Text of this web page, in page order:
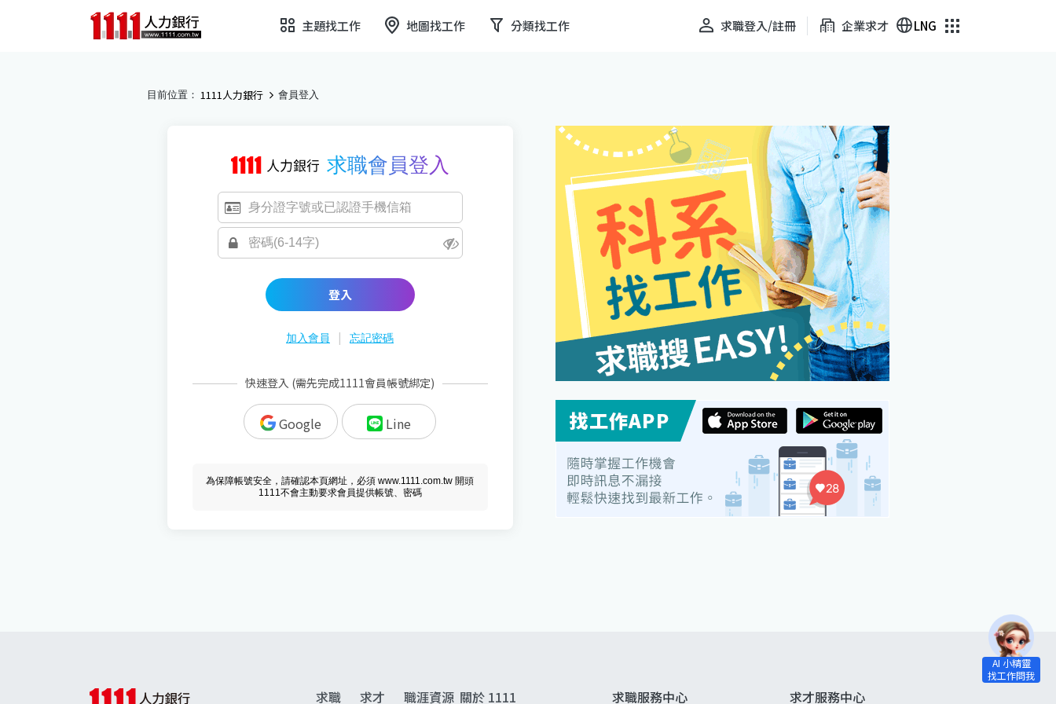
主題找工作 地圖找工作 分類找工作 求職登入/註冊 企業求才 LNG
目前位置： 1111人力銀行 會員登入
求職會員登入
登入
加入會員 | 忘記密碼
快速登入 (需先完成1111會員帳號綁定)
Google Line
為保障帳號安全，請確認本頁網址，必須 www.1111.com.tw 開頭
1111不會主動要求會員提供帳號、密碼
求職 求才 職涯資源 關於 1111 求職服務中心 求才服務中心